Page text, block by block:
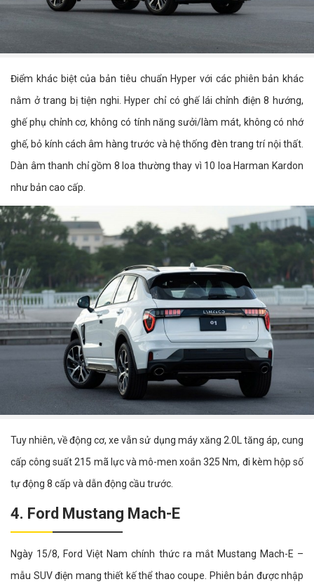
Điểm khác biệt của bản tiêu chuẩn Hyper với các phiên bản khác
nằm ở trang bị tiện nghi. Hyper chỉ có ghế lái chỉnh điện 8 hướng,
ghế phụ chỉnh cơ, không có tính năng sưởi/làm mát, không có nhớ
ghế, bỏ kính cách âm hàng trước và hệ thống đèn trang trí nội thất.
Dàn âm thanh chỉ gồm 8 loa thường thay vì 10 loa Harman Kardon
như bản cao cấp.
Tuy nhiên, về động cơ, xe vẫn sử dụng máy xăng 2.0L tăng áp, cung
cấp công suất 215 mã lực và mô-men xoắn 325 Nm, đi kèm hộp số
tự động 8 cấp và dẫn động cầu trước.
4. Ford Mustang Mach-E
Ngày 15/8, Ford Việt Nam chính thức ra mắt Mustang Mach-E –
mẫu SUV điện mang thiết kế thể thao coupe. Phiên bản được nhập